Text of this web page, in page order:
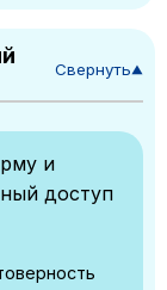
Свернуть▼
и
доступ